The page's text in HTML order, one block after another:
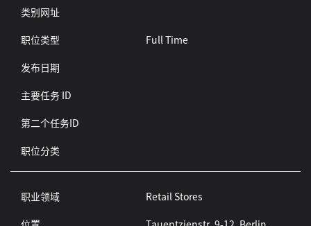
类别网址
职位类型
Full Time
发布日期
主要任务 ID
第二个任务ID
职位分类
职业领域
Retail Stores